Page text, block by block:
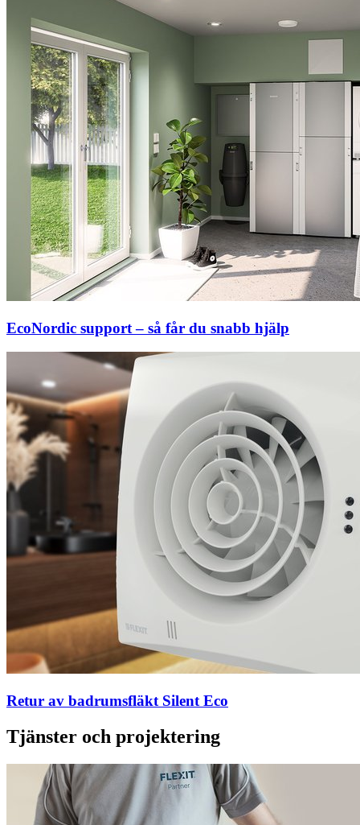
EcoNordic support – så får du snabb hjälp
Retur av badrumsfläkt Silent Eco
Tjänster och projektering